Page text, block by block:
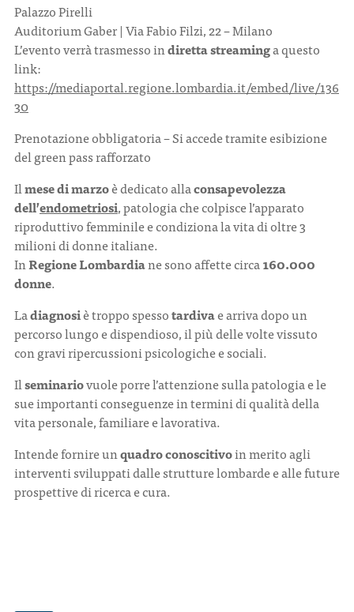
Palazzo Pirelli
Auditorium Gaber | Via Fabio Filzi, 22 – Milano
L’evento verrà trasmesso indiretta streaminga questo
link:
https://mediaportal.regione.lombardia.it/embed/live/136
30
Prenotazione obbligatoria – Si accede tramite esibizione
del green pass rafforzato
Ilmese di marzoè dedicato allaconsapevolezza
dell’endometriosi, patologia che colpisce l’apparato
riproduttivo femminile e condiziona la vita di oltre 3
milioni di donne italiane.
InRegione Lombardiane sono affette circa160.000
donne.
Ladiagnosiè troppo spessotardivae arriva dopo un
percorso lungo e dispendioso, il più delle volte vissuto
con gravi ripercussioni psicologiche e sociali.
Ilseminariovuole porre l’attenzione sulla patologia e le
sue importanti conseguenze in termini di qualità della
vita personale, familiare e lavorativa.
Intende fornire unquadro conoscitivoin merito agli
interventi sviluppati dalle strutture lombarde e alle future
prospettive di ricerca e cura.